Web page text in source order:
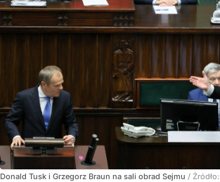
Donald Tusk i Grzegorz Braun na sali obrad Sejmu / Źródło: